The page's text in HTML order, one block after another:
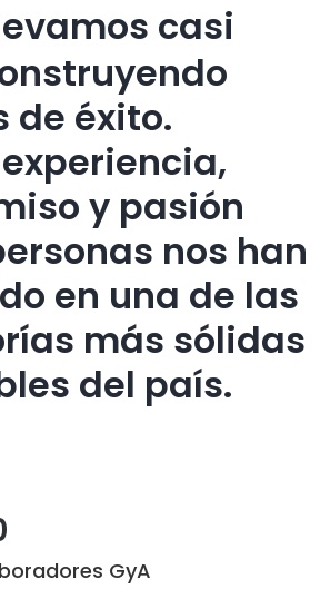
casi
de éxito.
y pasión
nos han
en una de las
más sólidas
del país.
GyA